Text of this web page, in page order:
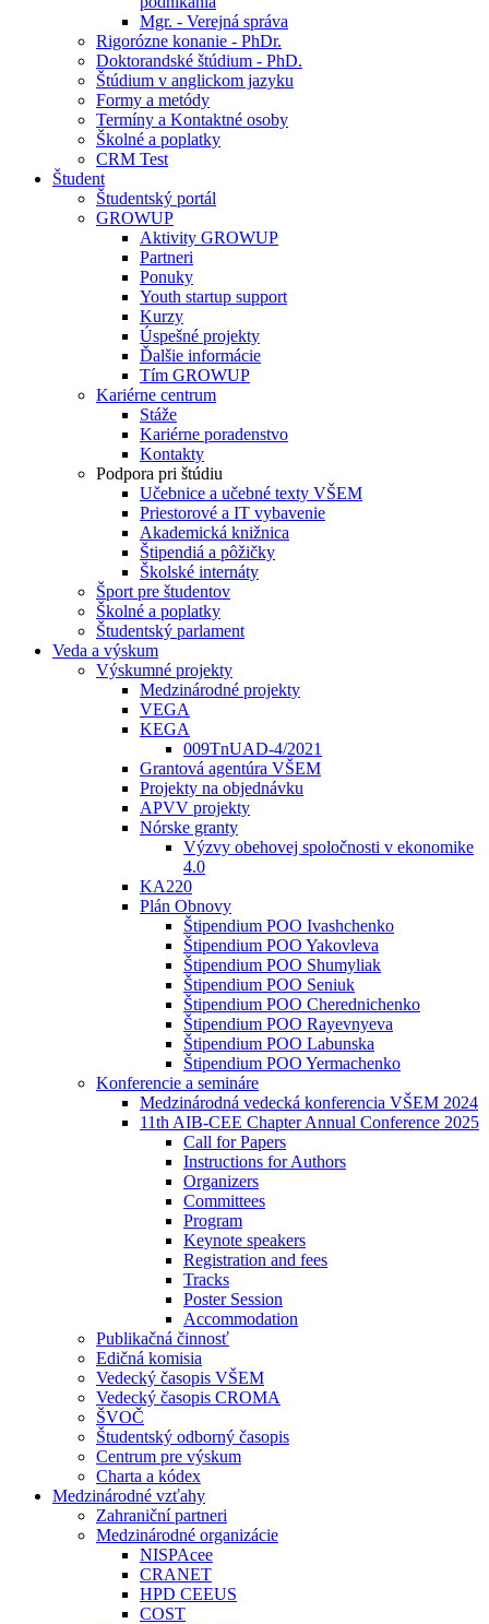
Mgr. - Verejná správa
Rigorózne konanie - PhDr.
Doktorandské štúdium - PhD.
Štúdium v anglickom jazyku
Formy a metódy
Termíny a Kontaktné osoby
Školné a poplatky
CRM Test
Študent
Študentský portál
GROWUP
Aktivity GROWUP
Partneri
Ponuky
Youth startup support
Kurzy
Úspešné projekty
Ďalšie informácie
Tím GROWUP
Kariérne centrum
Stáže
Kariérne poradenstvo
Kontakty
Podpora pri štúdiu
Učebnice a učebné texty VŠEM
Priestorové a IT vybavenie
Akademická knižnica
Štipendiá a pôžičky
Školské internáty
Šport pre študentov
Školné a poplatky
Študentský parlament
Veda a výskum
Výskumné projekty
Medzinárodné projekty
VEGA
KEGA
009TnUAD-4/2021
Grantová agentúra VŠEM
Projekty na objednávku
APVV projekty
Nórske granty
Výzvy obehovej spoločnosti v ekonomike
4.0
KA220
Plán Obnovy
Štipendium POO Ivashchenko
Štipendium POO Yakovleva
Štipendium POO Shumyliak
Štipendium POO Seniuk
Štipendium POO Cherednichenko
Štipendium POO Rayevnyeva
Štipendium POO Labunska
Štipendium POO Yermachenko
Konferencie a semináre
Medzinárodná vedecká konferencia VŠEM 2024
11th AIB-CEE Chapter Annual Conference 2025
Call for Papers
Instructions for Authors
Organizers
Committees
Program
Keynote speakers
Registration and fees
Tracks
Poster Session
Accommodation
Publikačná činnosť
Edičná komisia
Vedecký časopis VŠEM
Vedecký časopis CROMA
ŠVOČ
Študentský odborný časopis
Centrum pre výskum
Charta a kódex
Medzinárodné vzťahy
Zahraniční partneri
Medzinárodné organizácie
NISPAcee
CRANET
HPD CEEUS
COST